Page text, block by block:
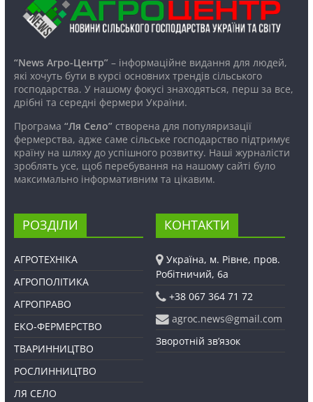
“News Агро-Центр”– інформаційне видання для людей,
які хочуть бути в курсі основних трендів сільського
господарства. У нашому фокусі знаходяться, перш за все,
дрібні та середні фермери України.
Програма “Ля Село”створена для популяризації
фермерства, адже саме сільське господарство підтримує
країну на шляху до успішного розвитку. Наші журналісти
зроблять усе, щоб перебування на нашому сайті було
максимально інформативним та цікавим.
РОЗДІЛИ
АГРОТЕХНІКА
АГРОПОЛІТИКА
АГРОПРАВО
ЕКО-ФЕРМЕРСТВО
ТВАРИННИЦТВО
РОСЛИННИЦТВО
ЛЯ СЕЛО
КОНТАКТИ
Україна, м. Рівне, пров.
Робітничий, 6а
+38 067 364 71 72
agroc.news@gmail.com
Зворотній зв’язок